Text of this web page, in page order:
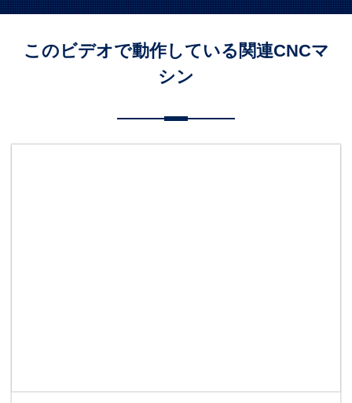
このビデオで動作している関連CNCマ
シン